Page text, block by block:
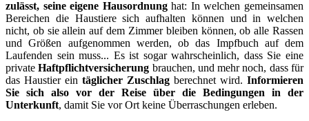
zulässt, seine eigene Hausordnunghat: In welchen gemeinsamen
Bereichen die Haustiere sich aufhalten können und in welchen
nicht, ob sie allein auf dem Zimmer bleiben können, ob alle Rassen
und Größen aufgenommen werden, ob das Impfbuch auf dem
Laufenden sein muss... Es ist sogar wahrscheinlich, dass Sie eine
privateHaftpflichtversicherung brauchen, und mehr noch, dass für
das Haustier ein täglicher Zuschlag berechnet wird. Informieren
Sie sich also vor der Reise über die Bedingungen in der
Unterkunft, damit Sie vor Ort keine Überraschungen erleben.